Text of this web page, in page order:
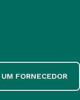
FORNECEDOR